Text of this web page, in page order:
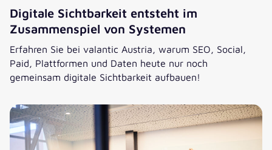
Digitale Sichtbarkeit entsteht im
Zusammenspiel von Systemen
Erfahren Sie bei valantic Austria, warum SEO, Social,
Paid, Plattformen und Daten heute nur noch
gemeinsam digitale Sichtbarkeit aufbauen!